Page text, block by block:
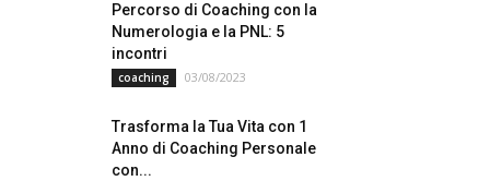
Percorso di Coaching con la
Numerologia e la PNL: 5
incontri
coaching 03/08/2023
Trasforma la Tua Vita con 1
Anno di Coaching Personale
con...